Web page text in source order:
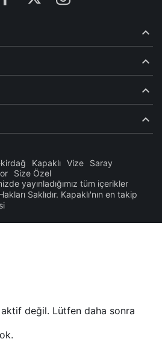
Kapaklı Vize
Saray
Size Özel
yayınladığımız tüm içerikler
Saklıdır. Kapaklı'nın en takip
değil. Lütfen daha sonra